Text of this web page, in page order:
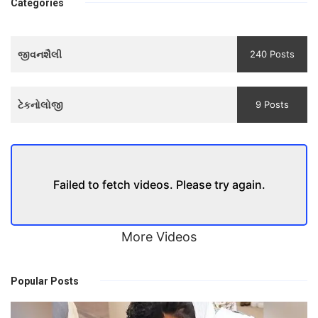
Teaser
Categories
જીવનશૈલી 240 Posts
ટેકનોલોજી 9 Posts
Failed to fetch videos. Please try again.
More Videos
Popular Posts